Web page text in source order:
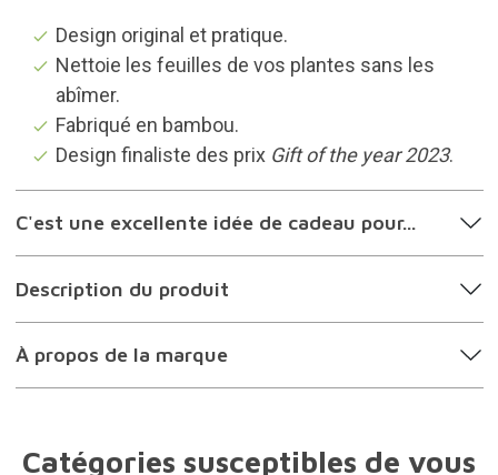
Design original et pratique.
Nettoie les feuilles de vos plantes sans les
abîmer.
Fabriqué en bambou.
Design finaliste des prix Gift of the year 2023.
C'est une excellente idée de cadeau pour...
Description du produit
À propos de la marque
Catégories susceptibles de vous